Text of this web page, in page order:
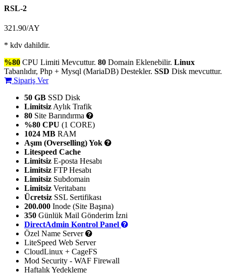
RSL-2
321.90/AY
* kdv dahildir.
%80 CPU Limiti Mevcuttur. 80 Domain Eklenebilir. Linux
Tabanlıdır, Php + Mysql (MariaDB) Destekler. SSD Disk mevcuttur.
Sipariş Ver
50 GB SSD Disk
Limitsiz Aylık Trafik
80 Site Barındırma
%80 CPU (1 CORE)
1024 MB RAM
Aşım (Overselling) Yok
Litespeed Cache
Limitsiz E-posta Hesabı
Limitsiz FTP Hesabı
Limitsiz Subdomain
Limitsiz Veritabanı
Ücretsiz SSL Sertifikası
200.000 Inode (Site Başına)
350 Günlük Mail Gönderim İzni
DirectAdmin Kontrol Panel
Özel Name Server
LiteSpeed Web Server
CloudLinux + CageFS
Mod Security - WAF Firewall
Haftalık Yedekleme